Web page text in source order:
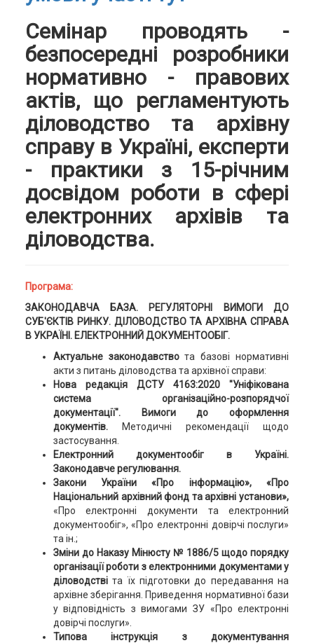
Семінар проводять -
безпосередні розробники
нормативно - правових
актів, що регламентують
діловодство та архівну
справу в Україні, експерти
- практики з 15-річним
досвідом роботи в сфері
електронних архівів та
діловодства.
Програма:
ЗАКОНОДАВЧА БАЗА. РЕГУЛЯТОРНІ ВИМОГИ ДО
СУБ'ЄКТІВ РИНКУ. ДІЛОВОДСТВО ТА АРХІВНА СПРАВА
В УКРАЇНІ. ЕЛЕКТРОННИЙ ДОКУМЕНТООБІГ.
Актуальне законодавствота базові нормативні
акти з питань діловодства та архівної справи:
Нова редакція ДСТУ 4163:2020 "Уніфікована
система організаційно-розпорядчої
документації". Вимоги до оформлення
документів.Методичні рекомендації щодо
застосування.
Електронний документообіг в Україні.
Законодавче регулювання.
Закони України «Про інформацію», «Про
Національний архівний фонд та архівні установи»,
«Про електронні документи та електронний
документообіг», «Про електронні довірчі послуги»
та ін.;
Зміни до Наказу Мінюсту № 1886/5 щодо порядку
організації роботи з електронними документами у
діловодствіта їх підготовки до передавання на
архівне зберігання. Приведення нормативної бази
у відповідність з вимогами ЗУ «Про електронні
довірчі послуги».
Типова інструкція з документування